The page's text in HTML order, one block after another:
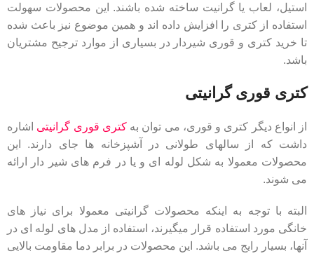
استیل، لعاب یا گرانیت ساخته شده باشند. این محصولات سهولت
استفاده از کتری را افزایش داده اند و همین موضوع نیز باعث شده
تا خرید کتری و قوری شیردار در بسیاری از موارد ترجیح مشتریان
باشد.
کتری قوری گرانیتی
از انواع دیگر کتری و قوری، می توان بهکتری قوری گرانیتی اشاره
داشت که از سالهای طولانی در آشپزخانه ها جای دارند. این
محصولات معمولا به شکل لوله ای و یا در فرم های شیر دار ارائه
می شوند.
البته با توجه به اینکه محصولات گرانیتی معمولا برای نیاز های
خانگی مورد استفاده قرار میگیرند، استفاده از مدل های لوله ای در
آنها، بسیار رایج می باشد. این محصولات در برابر دما مقاومت بالایی